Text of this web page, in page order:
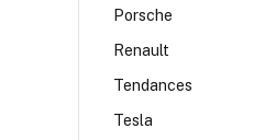
Porsche
Renault
Tendances
Tesla